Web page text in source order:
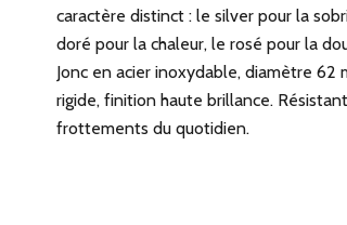
caractère distinct : le silver pour la
doré pour la chaleur, le rosé pour la
Jonc en acier inoxydable, diamètre 62
rigide, finition haute brillance.
frottements du quotidien.